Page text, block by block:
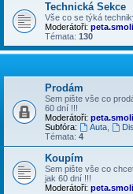
Technická Sekce
Vše co se týká
Moderátoři:
Témata: 130
Prodám
Sem pište vše co
60 dní !!!
Moderátoři:
Subfóra:
Auta,
Témata: 4
Koupím
Sem pište vše co
jak 60 dní !!!
Moderátoři: